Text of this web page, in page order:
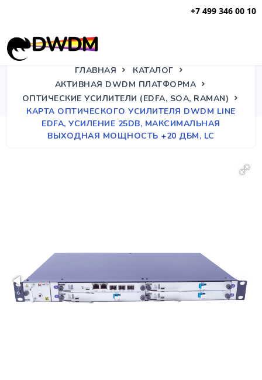
+7 499 346 00 10
ГЛАВНАЯ
КАТАЛОГ
АКТИВНАЯ DWDM ПЛАТФОРМА
ОПТИЧЕСКИЕ УСИЛИТЕЛИ (EDFA, SOA, RAMAN)
КАРТА ОПТИЧЕСКОГО УСИЛИТЕЛЯ DWDM LINE
EDFA, УСИЛЕНИЕ 25DB, МАКСИМАЛЬНАЯ
ВЫХОДНАЯ МОЩНОСТЬ +20 ДБМ, LC